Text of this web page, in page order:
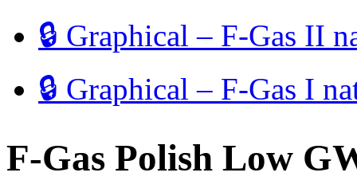
🔒 Graphical – F-Gas II
🔒 Graphical – F-Gas I
F-Gas Polish Low